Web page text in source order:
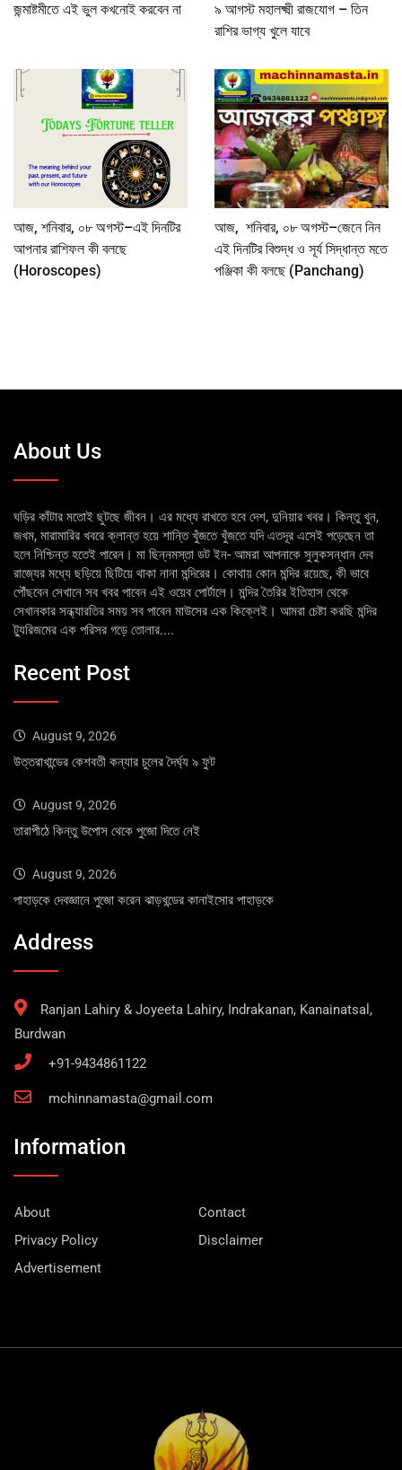
জন্মাষ্টমীতে এই ভুল কখনোই করবেন না
৯ আগস্ট মহালক্ষ্মী রাজযোগ – তিন
রাশির ভাগ্য খুলে যাবে
আজ, শনিবার, ০৮ অগস্ট–এই দিনটির
আপনার রাশিফল কী বলছে
(Horoscopes)
আজ, শনিবার, ০৮ অগস্ট–জেনে নিন
এই দিনটির বিশুদ্ধ ও সূর্য সিদ্ধান্ত মতে
পঞ্জিকা কী বলছে (Panchang)
About Us
ঘড়ির কাঁটার মতোই ছুটছে জীবন। এর মধ্যে রাখতে হবে দেশ, দুনিয়ার খবর। কিন্তু খুন,
জখম, মারামারির খবরে ক্লান্ত হয়ে শান্তি খুঁজতে খুঁজতে যদি এতদূর এসেই পড়েছেন তা
হলে নিশ্চিন্ত হতেই পারেন। মা ছিন্নমস্তা ডট ইন- আমরা আপনাকে সুলুকসন্ধান দেব
রাজ্যের মধ্যে ছড়িয়ে ছিটিয়ে থাকা নানা মন্দিরের। কোথায় কোন মন্দির রয়েছে, কী ভাবে
পৌঁছবেন সেখানে সব খবর পাবেন এই ওয়েব পোর্টালে। মন্দির তৈরির ইতিহাস থেকে
সেখানকার সন্ধ্যারতির সময় সব পাবেন মাউসের এক কিক্লেই। আমরা চেষ্টা করছি মন্দির
ট্যুরিজমের এক পরিসর গড়ে তোলার....
Recent Post
August 9, 2026
উত্তরাখান্ডের কেশবতী কন্যার চুলের দৈর্ঘ্য ৯ ফুট
August 9, 2026
তারাপীঠে কিন্তু উপোস থেকে পুজো দিতে নেই
August 9, 2026
পাহাড়কে দেবজ্ঞানে পুজো করেন ঝাড়খন্ডের কানাইসোর পাহাড়কে
Address
Ranjan Lahiry & Joyeeta Lahiry, Indrakanan, Kanainatsal,
Burdwan
+91-9434861122
mchinnamasta@gmail.com
Information
About
Contact
Privacy Policy
Disclaimer
Advertisement